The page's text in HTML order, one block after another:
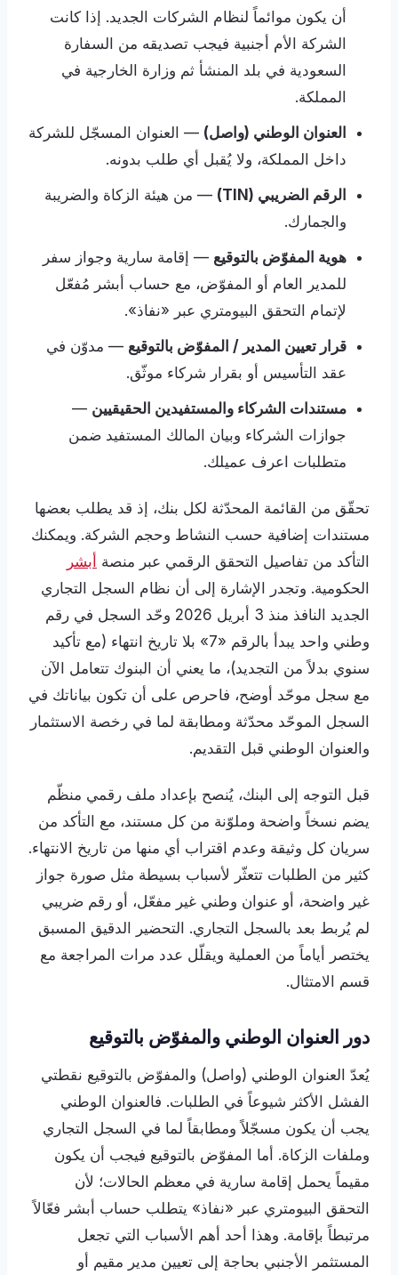
أن يكون موائماً لنظام الشركات الجديد. إذا كانت
الشركة الأم أجنبية فيجب تصديقه من السفارة
السعودية في بلد المنشأ ثم وزارة الخارجية في
المملكة.
العنوان الوطني (واصل) — العنوان المسجّل للشركة
داخل المملكة، ولا يُقبل أي طلب بدونه.
الرقم الضريبي (TIN)
— من هيئة الزكاة والضريبة
والجمارك.
هوية المفوّض بالتوقيع — إقامة سارية وجواز سفر
للمدير العام أو المفوّض، مع حساب أبشر مُفعّل
لإتمام التحقق البيومتري عبر «نفاذ».
قرار تعيين المدير / المفوّض بالتوقيع — مدوّن في
عقد التأسيس أو بقرار شركاء موثّق.
مستندات الشركاء والمستفيدين الحقيقيين —
جوازات الشركاء وبيان المالك المستفيد ضمن
متطلبات اعرف عميلك.
تحقّق من القائمة المحدّثة لكل بنك، إذ قد يطلب بعضها
مستندات إضافية حسب النشاط وحجم الشركة. ويمكنك
التأكد من تفاصيل التحقق الرقمي عبر منصة أبشر
الحكومية. وتجدر الإشارة إلى أن نظام السجل التجاري
الجديد النافذ منذ 3 أبريل 2026 وحّد السجل في رقم
وطني واحد يبدأ بالرقم «7» بلا تاريخ انتهاء (مع تأكيد
سنوي بدلاً من التجديد)، ما يعني أن البنوك تتعامل الآن
مع سجل موحّد أوضح، فاحرص على أن تكون بياناتك في
السجل الموحّد محدّثة ومطابقة لما في رخصة الاستثمار
والعنوان الوطني قبل التقديم.
قبل التوجه إلى البنك، يُنصح بإعداد ملف رقمي منظّم
يضم نسخاً واضحة وملوّنة من كل مستند، مع التأكد من
سريان كل وثيقة وعدم اقتراب أي منها من تاريخ الانتهاء.
كثير من الطلبات تتعثّر لأسباب بسيطة مثل صورة جواز
غير واضحة، أو عنوان وطني غير مفعّل، أو رقم ضريبي
لم يُربط بعد بالسجل التجاري. التحضير الدقيق المسبق
يختصر أياماً من العملية ويقلّل عدد مرات المراجعة مع
قسم الامتثال.
دور العنوان الوطني والمفوّض بالتوقيع
يُعدّ العنوان الوطني (واصل) والمفوّض بالتوقيع نقطتي
الفشل الأكثر شيوعاً في الطلبات. فالعنوان الوطني
يجب أن يكون مسجّلاً ومطابقاً لما في السجل التجاري
وملفات الزكاة. أما المفوّض بالتوقيع فيجب أن يكون
مقيماً يحمل إقامة سارية في معظم الحالات؛ لأن
التحقق البيومتري عبر «نفاذ» يتطلب حساب أبشر فعّالاً
مرتبطاً بإقامة. وهذا أحد أهم الأسباب التي تجعل
المستثمر الأجنبي بحاجة إلى تعيين مدير مقيم أو